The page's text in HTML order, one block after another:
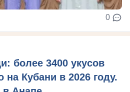
0
более 3400 укусов
на Кубани в 2026 году.